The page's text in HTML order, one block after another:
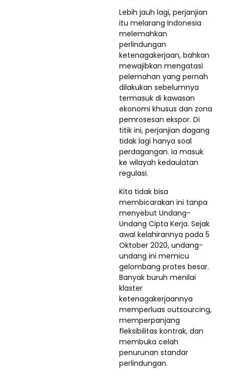
Lebih jauh lagi, perjanjian
itu melarang Indonesia
melemahkan
perlindungan
ketenagakerjaan, bahkan
mewajibkan mengatasi
pelemahan yang pernah
dilakukan sebelumnya
termasuk di kawasan
ekonomi khusus dan zona
pemrosesan ekspor. Di
titik ini, perjanjian dagang
tidak lagi hanya soal
perdagangan. Ia masuk
ke wilayah kedaulatan
regulasi.
Kita tidak bisa
membicarakan ini tanpa
menyebut Undang-
Undang Cipta Kerja. Sejak
awal kelahirannya pada 5
Oktober 2020, undang-
undang ini memicu
gelombang protes besar.
Banyak buruh menilai
klaster
ketenagakerjaannya
memperluas outsourcing,
memperpanjang
fleksibilitas kontrak, dan
membuka celah
penurunan standar
perlindungan.